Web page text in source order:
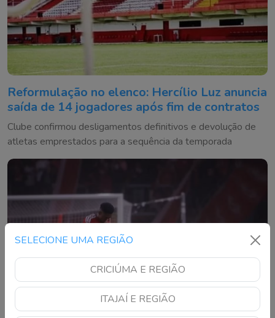
SELECIONE UMA REGIÃO
CRICIÚMA E REGIÃO
ITAJAÍ E REGIÃO
Reformulação no elenco: Hercílio Luz anuncia
saída de 14 jogadores após fim de contratos
Clube confirmou desligamentos definitivos e devolução de
atletas emprestados para a sequência da temporada